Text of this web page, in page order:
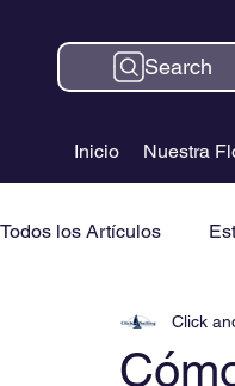
Inicio Nuestra
Search
Todos los Artículos
Click